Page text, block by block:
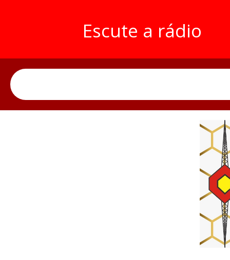
Escute a rádio